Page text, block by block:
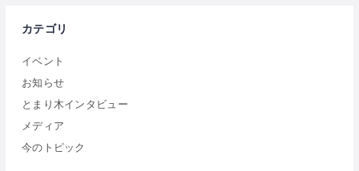
カテゴリ
イベント
お知らせ
とまり木インタビュー
メディア
今のトピック